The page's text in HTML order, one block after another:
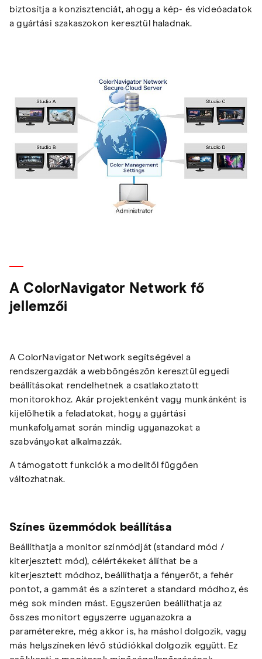
biztosítja a konzisztenciát, ahogy a kép- és videóadatok
a gyártási szakaszokon keresztül haladnak.
A ColorNavigator Network fő
jellemzői
A ColorNavigator Network segítségével a
rendszergazdák a webböngészőn keresztül egyedi
beállításokat rendelhetnek a csatlakoztatott
monitorokhoz. Akár projektenként vagy munkánként is
kijelölhetik a feladatokat, hogy a gyártási
munkafolyamat során mindig ugyanazokat a
szabványokat alkalmazzák.
A támogatott funkciók a modelltől függően
változhatnak.
Színes üzemmódok beállítása
Beállíthatja a monitor színmódját (standard mód /
kiterjesztett mód), célértékeket állíthat be a
kiterjesztett módhoz, beállíthatja a fényerőt, a fehér
pontot, a gammát és a színteret a standard módhoz, és
még sok minden mást. Egyszerűen beállíthatja az
összes monitort egyszerre ugyanazokra a
paraméterekre, még akkor is, ha máshol dolgozik, vagy
más helyszíneken lévő stúdiókkal dolgozik együtt. Ez